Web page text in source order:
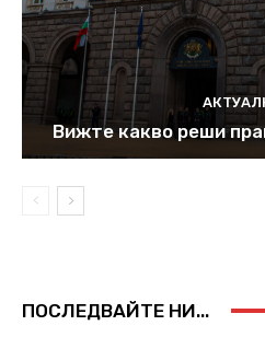
Вижте какво реши
ПОСЛЕДВАЙТЕ НИ...